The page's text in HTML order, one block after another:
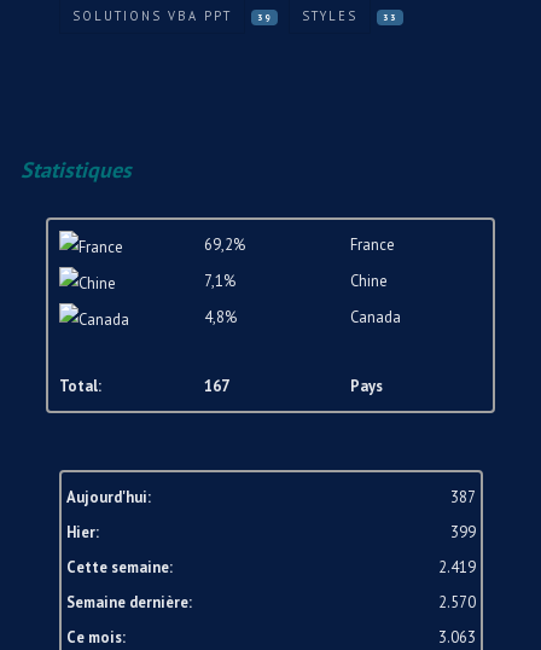
SOLUTIONS VBA PPT 39 STYLES 33
Statistiques
69,2%
France
7,1%
Chine
4,8%
Canada
Total: 167 Pays
Aujourd'hui:
387
Hier:
399
Cette semaine:
2.419
Semaine dernière:
2.570
Ce mois:
3.063